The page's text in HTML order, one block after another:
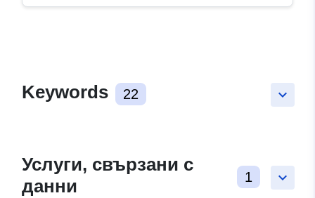
keyboard_arrow_down
Keywords 22
keyboard_arrow_down
Услуги, свързани с
данни
1